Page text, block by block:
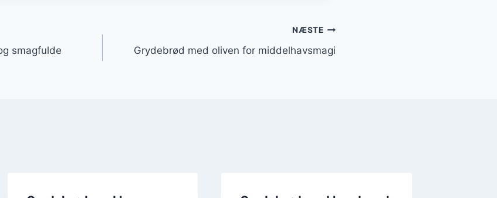
smagfulde
NÆSTE
Grydebrød med oliven for middelhavsmagi